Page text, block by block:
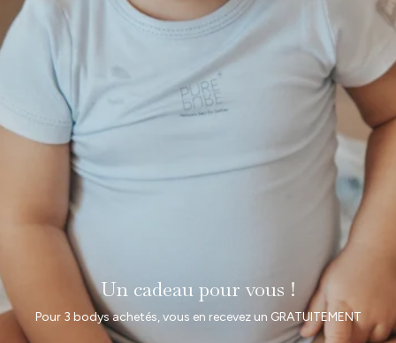
Un cadeau pour vous !
Pour 3 bodys achetés, vous en recevez un GRATUITEMENT